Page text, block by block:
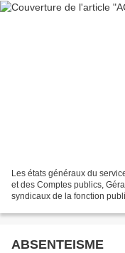
Les états généraux du
et des Comptes publics,
syndicaux de la fonction
ABSENTEISME